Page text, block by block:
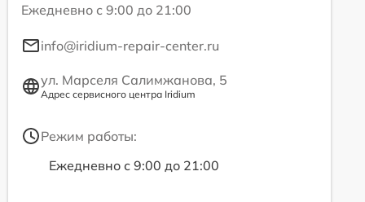
Ежедневно с 9:00 до 21:00
info@iridium-repair-center.ru
ул. Марселя Салимжанова, 5
Адрес сервисного центра Iridium
Режим работы:
Ежедневно с 9:00 до 21:00